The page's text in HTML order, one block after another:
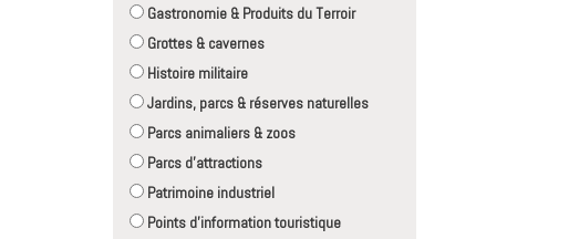
Gastronomie & Produits du Terroir
Grottes & cavernes
Histoire militaire
Jardins, parcs & réserves naturelles
Parcs animaliers & zoos
Parcs d'attractions
Patrimoine industriel
Points d'information touristique